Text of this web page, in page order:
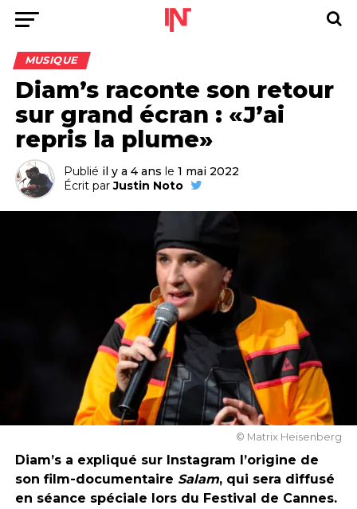
MUSIQUE
Diam’s raconte son retour
sur grand écran : «J’ai
repris la plume»
Publié il y a 4 ans le 1 mai 2022
Écrit par Justin Noto
© Matrix Heisenberg
Diam’s a expliqué sur Instagram l’origine de
son film-documentaire Salam, qui sera diffusé
en séance spéciale lors du Festival de Cannes.